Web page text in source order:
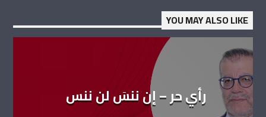
YOU MAY ALSO LIKE
رأي حر – إن ننسَ لن ننس